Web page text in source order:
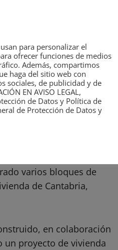
vinculada al fondo
varios bloques de
de Cantabria,
en colaboración
un proyecto de vivienda
para personalizar el
ofrecer funciones de medios
Además, compartimos
haga del sitio web con
sociales, de publicidad y de
EN AVISO LEGAL,
de Datos y Política de
de Protección de Datos y